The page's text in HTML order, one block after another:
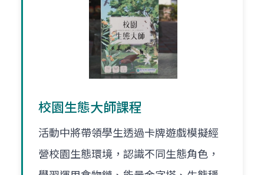
校園生態大師課程
活動中將帶領學生透過卡牌遊戲模擬經
營校園生態環境，認識不同生態角色，